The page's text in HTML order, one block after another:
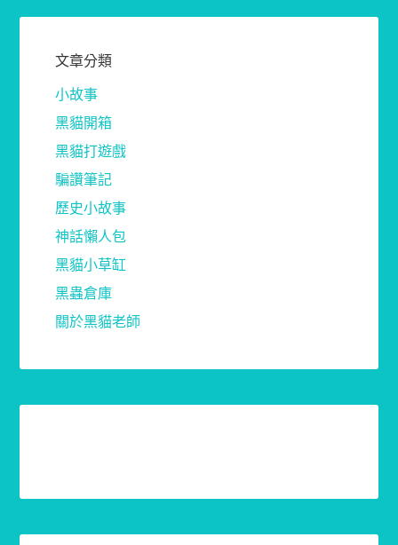
文章分類
小故事
黑貓開箱
黑貓打遊戲
騙讚筆記
歷史小故事
神話懶人包
黑貓小草缸
黑蟲倉庫
關於黑貓老師